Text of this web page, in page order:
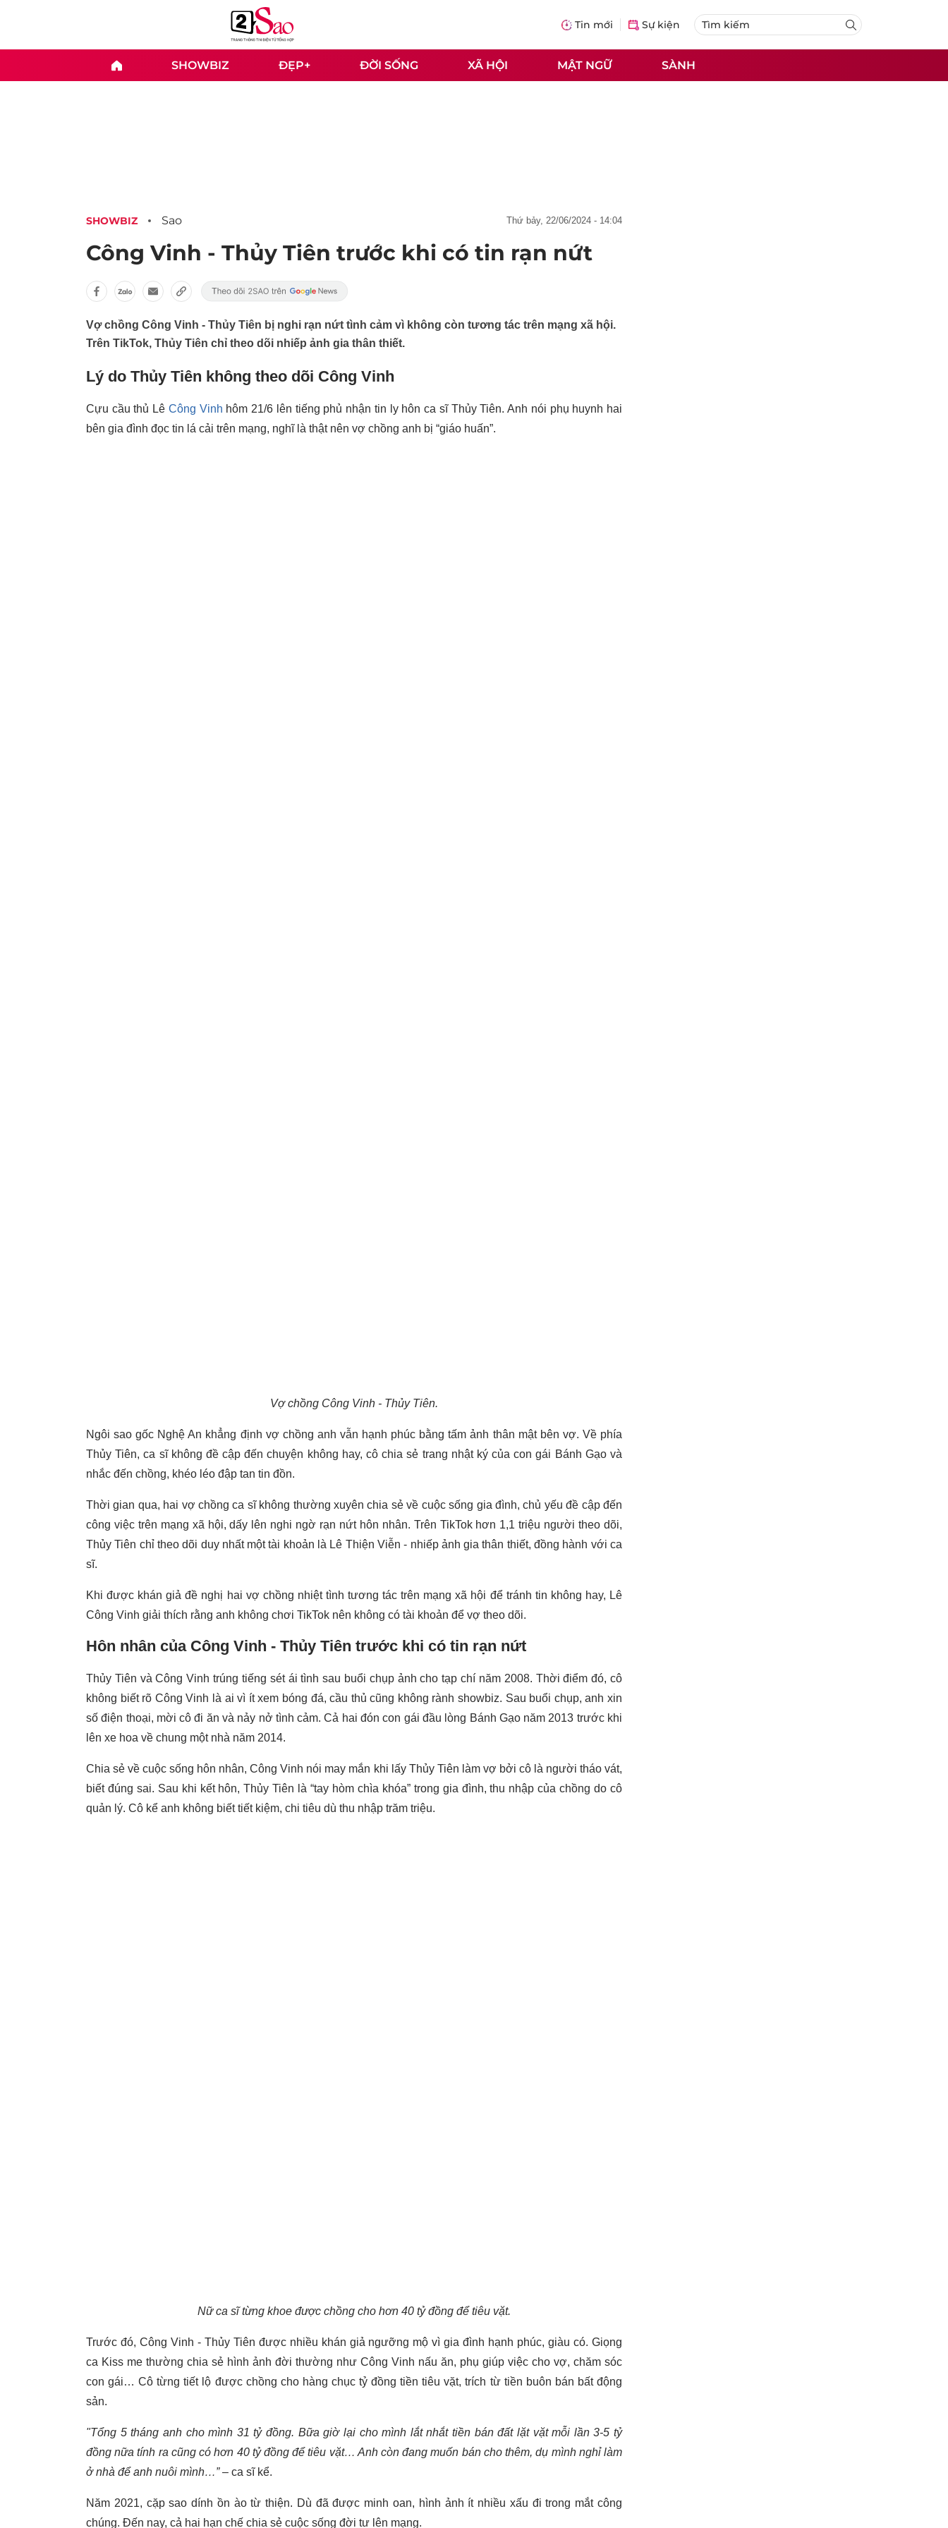
Tin mới Sự kiện
SHOWBIZ ĐẸP+ ĐỜI SỐNG XÃ HỘI MẬT NGỮ SÀNH
SHOWBIZ Sao thứ bảy, 22/06/2024 - 14:04
Công Vinh - Thủy Tiên trước khi có tin rạn nứt
Vợ chồng Công Vinh - Thủy Tiên bị nghi rạn nứt tình cảm vì không còn tương tác trên mạng xã hội.
Trên TikTok, Thủy Tiên chỉ theo dõi nhiếp ảnh gia thân thiết.
Lý do Thủy Tiên không theo dõi Công Vinh
Cựu cầu thủ Lê Công Vinh hôm 21/6 lên tiếng phủ nhận tin ly hôn ca sĩ Thủy Tiên. Anh nói phụ huynh hai
bên gia đình đọc tin lá cải trên mạng, nghĩ là thật nên vợ chồng anh bị “giáo huấn”.
Vợ chồng Công Vinh - Thủy Tiên.
Ngôi sao gốc Nghệ An khẳng định vợ chồng anh vẫn hạnh phúc bằng tấm ảnh thân mật bên vợ. Về phía
Thủy Tiên, ca sĩ không đề cập đến chuyện không hay, cô chia sẻ trang nhật ký của con gái Bánh Gạo và
nhắc đến chồng, khéo léo đập tan tin đồn.
Thời gian qua, hai vợ chồng ca sĩ không thường xuyên chia sẻ về cuộc sống gia đình, chủ yếu đề cập đến
công việc trên mạng xã hội, dấy lên nghi ngờ rạn nứt hôn nhân. Trên TikTok hơn 1,1 triệu người theo dõi,
Thủy Tiên chỉ theo dõi duy nhất một tài khoản là Lê Thiện Viễn - nhiếp ảnh gia thân thiết, đồng hành với ca
sĩ.
Khi được khán giả đề nghị hai vợ chồng nhiệt tình tương tác trên mạng xã hội để tránh tin không hay, Lê
Công Vinh giải thích rằng anh không chơi TikTok nên không có tài khoản để vợ theo dõi.
Hôn nhân của Công Vinh - Thủy Tiên trước khi có tin rạn nứt
Thủy Tiên và Công Vinh trúng tiếng sét ái tình sau buổi chụp ảnh cho tạp chí năm 2008. Thời điểm đó, cô
không biết rõ Công Vinh là ai vì ít xem bóng đá, cầu thủ cũng không rành showbiz. Sau buổi chụp, anh xin
số điện thoại, mời cô đi ăn và nảy nở tình cảm. Cả hai đón con gái đầu lòng Bánh Gạo năm 2013 trước khi
lên xe hoa về chung một nhà năm 2014.
Chia sẻ về cuộc sống hôn nhân, Công Vinh nói may mắn khi lấy Thủy Tiên làm vợ bởi cô là người tháo vát,
biết đúng sai. Sau khi kết hôn, Thủy Tiên là “tay hòm chìa khóa” trong gia đình, thu nhập của chồng do cô
quản lý. Cô kể anh không biết tiết kiệm, chi tiêu dù thu nhập trăm triệu.
Nữ ca sĩ từng khoe được chồng cho hơn 40 tỷ đồng để tiêu vặt.
Trước đó, Công Vinh - Thủy Tiên được nhiều khán giả ngưỡng mộ vì gia đình hạnh phúc, giàu có. Giọng
ca Kiss me thường chia sẻ hình ảnh đời thường như Công Vinh nấu ăn, phụ giúp việc cho vợ, chăm sóc
con gái… Cô từng tiết lộ được chồng cho hàng chục tỷ đồng tiền tiêu vặt, trích từ tiền buôn bán bất động
sản.
"Tổng 5 tháng anh cho mình 31 tỷ đồng. Bữa giờ lại cho mình lắt nhắt tiền bán đất lặt vặt mỗi lần 3-5 tỷ
đồng nữa tính ra cũng có hơn 40 tỷ đồng để tiêu vặt… Anh còn đang muốn bán cho thêm, dụ mình nghỉ làm
ở nhà để anh nuôi mình…”– ca sĩ kể.
Năm 2021, cặp sao dính ồn ào từ thiện. Dù đã được minh oan, hình ảnh ít nhiều xấu đi trong mắt công
chúng. Đến nay, cả hai hạn chế chia sẻ cuộc sống đời tư lên mạng.